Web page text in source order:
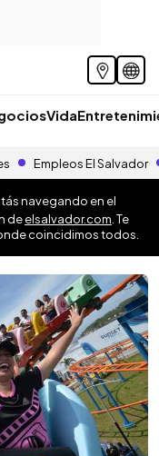
Vida
Empleos El Salvador
navegando en el
deelsalvador.com . Te
coincidimos todos.